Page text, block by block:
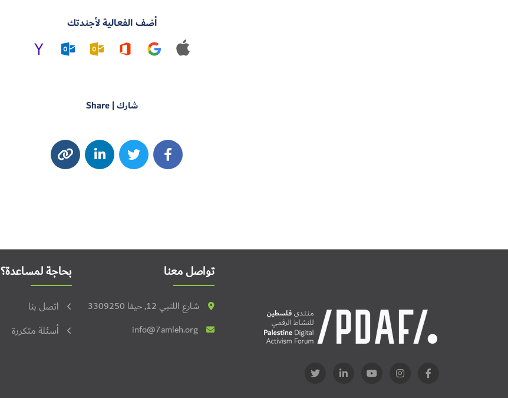
أضف الفعالية لأجندتك
شارك | Share
تواصل معنا
شارع اللنبي 12, حيفا 3309250
info@7amleh.org
بحاجة لمساعدة؟
اتصل بنا
أسئلة متكررة